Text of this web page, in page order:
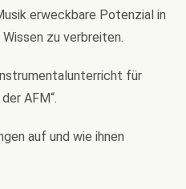
erweckbare Potenzial in
zu verbreiten.
für
AFM“.
auf und wie ihnen